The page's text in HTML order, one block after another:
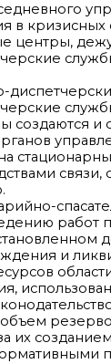
в кризисных
создаются и
работ
и
их